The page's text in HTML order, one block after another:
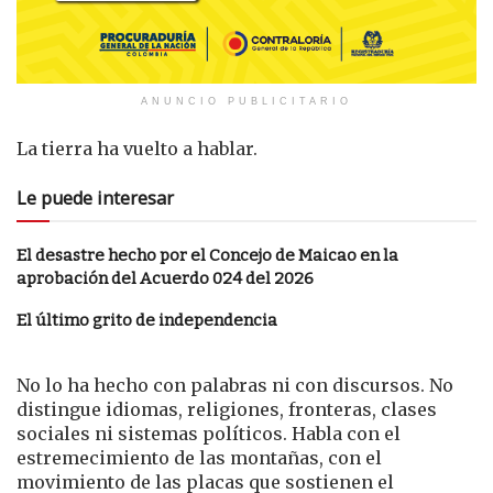
ANUNCIO PUBLICITARIO
La tierra ha vuelto a hablar.
Le puede interesar
El desastre hecho por el Concejo de Maicao en la
aprobación del Acuerdo 024 del 2026
El último grito de independencia
No lo ha hecho con palabras ni con discursos. No
distingue idiomas, religiones, fronteras, clases
sociales ni sistemas políticos. Habla con el
estremecimiento de las montañas, con el
movimiento de las placas que sostienen el